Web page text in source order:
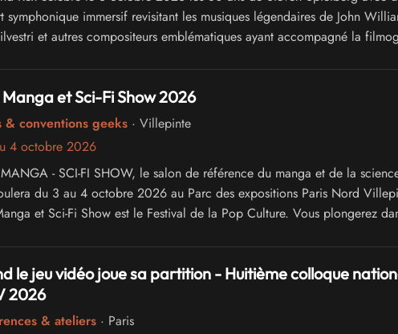
symphonique immersif revisitant les musiques légendaires de John
et autres compositeurs emblématiques ayant accompagné la
Manga et Sci-Fi Show 2026
& conventions geeks· Villepinte
4 octobre 2026
MANGA - SCI-FI SHOW, le salon de référence du manga et de la
du 3 au 4 octobre 2026 au Parc des expositions Paris Nord
et Sci-Fi Show est le Festival de la Pop Culture. Vous plongerez
Vidéo et de la culture Web
le jeu vidéo joue sa partition - Huitième colloque
2026
& ateliers· Paris